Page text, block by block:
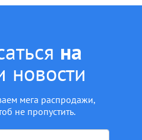
на
новости
мега распродажи,
не пропустить.